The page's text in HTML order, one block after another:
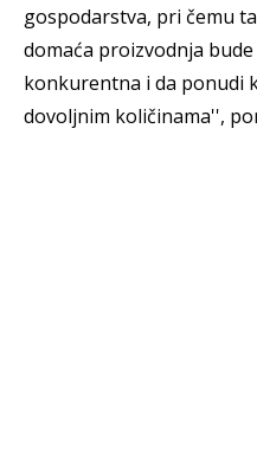
gospodarstva, pri čemu
domaća proizvodnja
konkurentna i da ponudi
dovoljnim količinama'',